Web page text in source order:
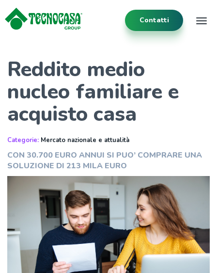
Contatti
Reddito medio
nucleo familiare e
acquisto casa
Categorie: Mercato nazionale e attualità
CON 30.700 EURO ANNUI SI PUO’ COMPRARE UNA
SOLUZIONE DI 213 MILA EURO